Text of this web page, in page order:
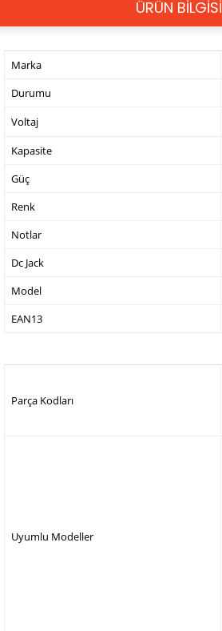
ÜRÜN BİLGİSİ
Marka
Durumu
Voltaj
Kapasite
Güç
Renk
Notlar
Dc Jack
Model
EAN13
Parça Kodları
Uyumlu Modeller